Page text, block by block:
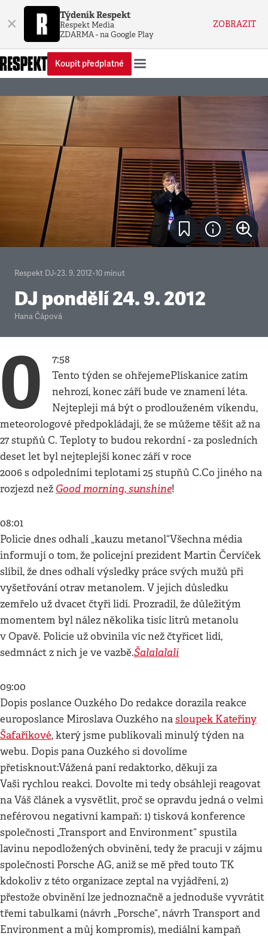
× Týdeník Respekt
Respekt Media
ZDARMA - na Google Play
ZOBRAZIT
Koupit předplatné
Respekt DJ•23. 9. 2012•10 minut
DJ pondělí 24. 9. 2012
Hana Čápová
0
7:58
Tento týden se ohřejemePlískanice zatím
nehrozí, konec září bude ve znamení léta.
Nejtepleji má být o prodlouženém víkendu,
meteorologové předpokládají, že se můžeme těšit až na
27 stupňů C. Teploty to budou rekordní - za posledních
deset let byl nejteplejší konec září v roce
2006 s odpoledními teplotami 25 stupňů C.Co jiného na
rozjezd než Good morning, sunshine!
08:01
Policie dnes odhalí „kauzu metanol“Všechna média
informují o tom, že policejní prezident Martin Červíček
slíbil, že dnes odhalí výsledky práce svých mužů při
vyšetřování otrav metanolem. V jejich důsledku
zemřelo už dvacet čtyři lidí. Prozradil, že důležitým
momentem byl nález několika tisíc litrů metanolu
v Opavě. Policie už obvinila víc než čtyřicet lidí,
sedmnáct z nich je ve vazbě.Šalalalali
09:00
Dopis poslance Ouzkého Do redakce dorazila reakce
europoslance Miroslava Ouzkého nasloupek Kateřiny
Šafaříkové, který jsme publikovali minulý týden na
webu. Dopis pana Ouzkého si dovolíme
přetisknout:Vážená paní redaktorko, děkuji za
Vaši rychlou reakci. Dovolte mi tedy obsáhleji reagovat
na Váš článek a vysvětlit, proč se opravdu jedná o velmi
neférovou negativní kampaň: 1) tisková konference
společnosti „Transport and Environment“ spustila
lavinu nepodložených obvinění, tedy že pracuji v zájmu
společnosti Porsche AG, aniž se mě před touto TK
kdokoliv z této organizace zeptal na vyjádření, 2)
přestože obvinění lze jednoznačně a jednoduše vyvrátit
třemi tabulkami (návrh „Porsche“, návrh Transport and
Environment a můj kompromis), mediální kampaň